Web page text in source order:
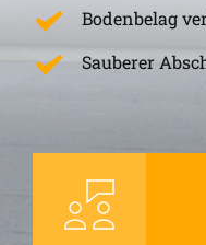
Bodenbelag
Sauberer